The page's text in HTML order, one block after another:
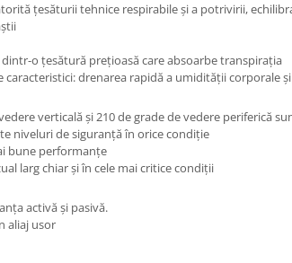
țesăturii tehnice respirabile și a potrivirii,
dintr-o țesătură prețioasă care absoarbe transpirația
caracteristici: drenarea rapidă a umidității
verticală și 210 de grade de vedere periferică
niveluri de siguranță în orice condiție
bune performanțe
larg chiar și în cele mai critice condiții
activă și pasivă.
aliaj usor